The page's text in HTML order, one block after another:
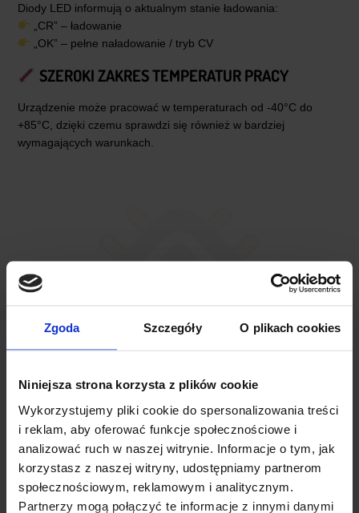
Zgoda Szczegóły O plikach cookies
Niniejsza strona korzysta z plików cookie
Wykorzystujemy pliki cookie do spersonalizowania treści
i reklam, aby oferować funkcje społecznościowe i
analizować ruch w naszej witrynie. Informacje o tym, jak
korzystasz z naszej witryny, udostępniamy partnerom
społecznościowym, reklamowym i analitycznym.
Partnerzy mogą połączyć te informacje z innymi danymi
Diody LED informują o aktualnym stanie ładowania:
„CR” – ładowanie
„OK” – pełne naładowanie / tryb CV
SZEROKI ZAKRES TEMPERATUR PRACY
Urządzenie może pracować w temperaturach od -40°C do
+85°C, dzięki czemu sprawdzi się również w bardziej
wymagających warunkach.